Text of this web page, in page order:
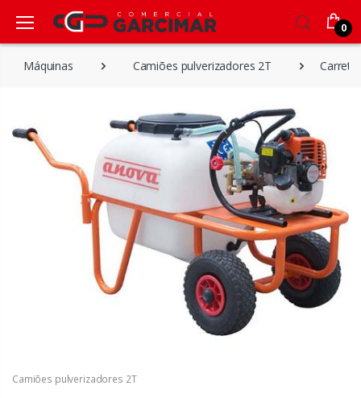
0
Máquinas Camiões pulverizadores 2T
Camiões pulverizadores 2T